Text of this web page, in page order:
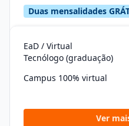
Duas mensalidades
EaD / Virtual
Tecnólogo (graduação)
Campus 100% virtual
Ver